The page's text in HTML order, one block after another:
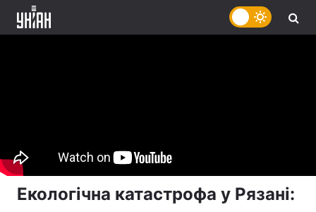
Екологічна катастрофа у Рязані: